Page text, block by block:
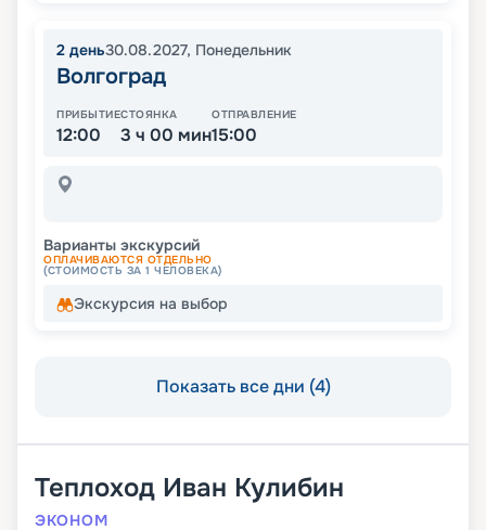
2 день30.08.2027, Понедельник
Волгоград
ПРИБЫТИЕ
12:00
СТОЯНКА
3 ч 00 мин
ОТПРАВЛЕНИЕ
15:00
Варианты экскурсий
ОПЛАЧИВАЮТСЯ ОТДЕЛЬНО
(СТОИМОСТЬ ЗА 1 ЧЕЛОВЕКА)
Экскурсия на выбор
Показать все дни (4)
Теплоход Иван Кулибин
ЭКОНОМ